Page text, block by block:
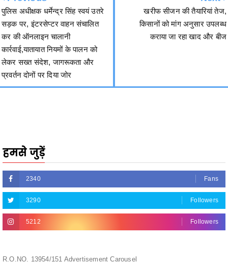
कर की ऑनलाइन चालानी
कार्रवाई,यातायात नियमों के पालन को
लेकर सख्त संदेश, जागरूकता और
प्रवर्तन दोनों पर दिया जोर
कराया जा रहा खाद और बीज
2340
3290 Followers
5212 Followers
R.O.NO. 13954/151 Advertisement Carousel